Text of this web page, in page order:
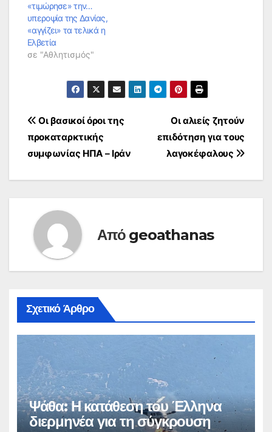
«τιμώρησε» την…
υπεροψία της Δανίας,
«αγγίζει» τα τελικά η
Ελβετία
σε "Αθλητισμός"
Πλοήγηση
άρθρων
Οι αλιείς ζητούν
επιδότηση για τους
λαγοκέφαλους
Οι βασικοί όροι της
προκαταρκτικής
συμφωνίας ΗΠΑ – Ιράν
Από geoathanas
Σχετικό Άρθρο
Ψάθα: Η κατάθεση του Έλληνα
διερμηνέα για τη σύγκρουση